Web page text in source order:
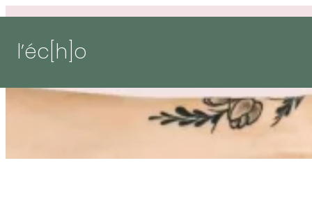
l’éc[h]o